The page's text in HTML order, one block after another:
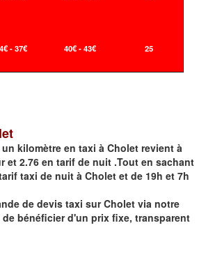
- 37€ 40€ - 43€ 25
kilomètre en taxi à Cholet revient à
et 2.76 en tarif de nuit .Tout en sachant
taxi de nuit à Cholet et de 19h et 7h
de devis taxi surCholet via notre
bénéficier d'un prix fixe, transparent